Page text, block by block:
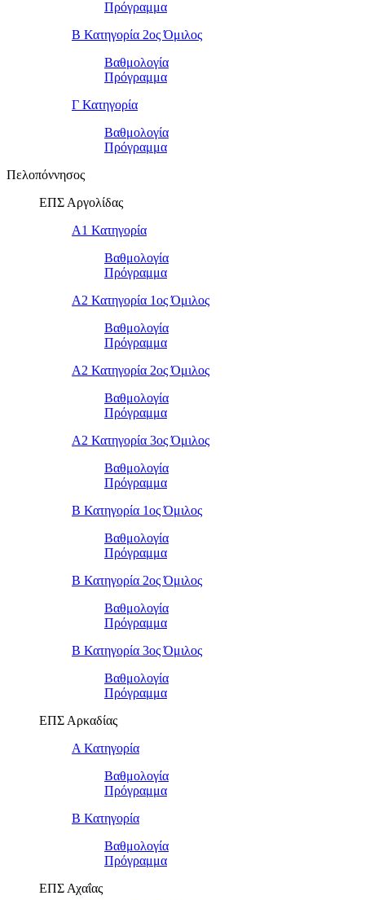
Πρόγραμμα
Β Κατηγορία 2ος Όμιλος
Βαθμολογία
Πρόγραμμα
Γ Κατηγορία
Βαθμολογία
Πρόγραμμα
Πελοπόννησος
ΕΠΣ Αργολίδας
Α1 Κατηγορία
Βαθμολογία
Πρόγραμμα
Α2 Κατηγορία 1ος Όμιλος
Βαθμολογία
Πρόγραμμα
Α2 Κατηγορία 2ος Όμιλος
Βαθμολογία
Πρόγραμμα
Α2 Κατηγορία 3ος Όμιλος
Βαθμολογία
Πρόγραμμα
Β Κατηγορία 1ος Όμιλος
Βαθμολογία
Πρόγραμμα
Β Κατηγορία 2ος Όμιλος
Βαθμολογία
Πρόγραμμα
Β Κατηγορία 3ος Όμιλος
Βαθμολογία
Πρόγραμμα
ΕΠΣ Αρκαδίας
Α Κατηγορία
Βαθμολογία
Πρόγραμμα
Β Κατηγορία
Βαθμολογία
Πρόγραμμα
ΕΠΣ Αχαΐας